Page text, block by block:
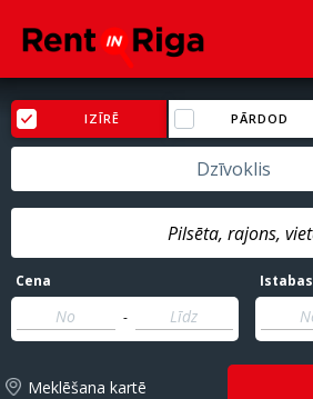
IZĪRĒ PĀRDOD
Dzīvoklis
Cena
-
Istabas
Meklēšana kartē